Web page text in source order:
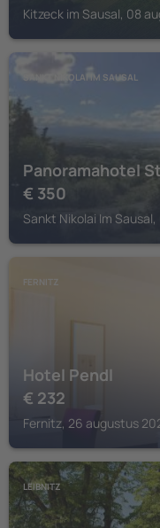
Kitzeck im Sausal, 08
SANKT NIKOLAI IM SAUSAL
Panoramahotel
€ 350
Sankt Nikolai Im
FERNITZ
Hotel Pendl
€ 232
Fernitz, 26 augustus
LEIBNITZ